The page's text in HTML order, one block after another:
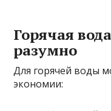
Горячая
разумно
Для горячей воды
экономии: